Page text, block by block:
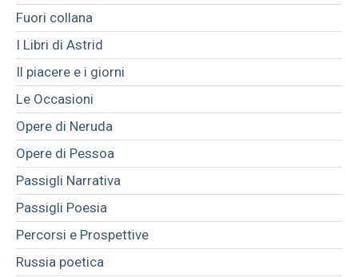
Fuori collana
I Libri di Astrid
Il piacere e i giorni
Le Occasioni
Opere di Neruda
Opere di Pessoa
Passigli Narrativa
Passigli Poesia
Percorsi e Prospettive
Russia poetica